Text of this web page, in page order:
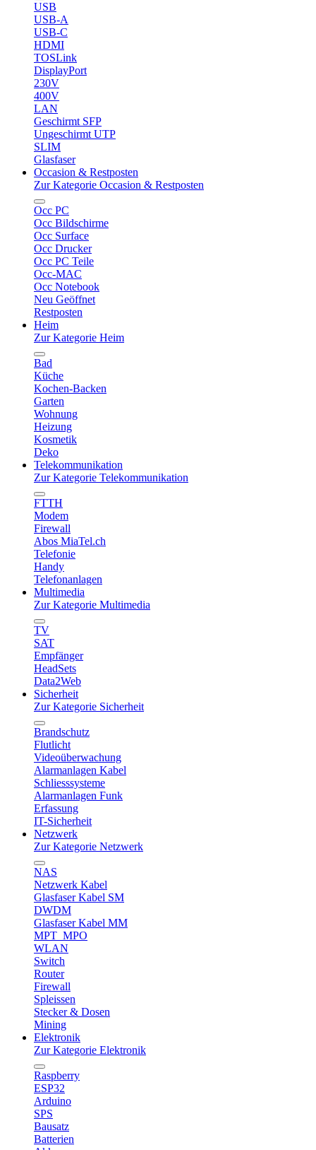
USB
USB-A
USB-C
HDMI
TOSLink
DisplayPort
230V
400V
LAN
Geschirmt SFP
Ungeschirmt UTP
SLIM
Glasfaser
Occasion & Restposten
Zur Kategorie Occasion & Restposten
Occ PC
Occ Bildschirme
Occ Surface
Occ Drucker
Occ PC Teile
Occ-MAC
Occ Notebook
Neu Geöffnet
Restposten
Heim
Zur Kategorie Heim
Bad
Küche
Kochen-Backen
Garten
Wohnung
Heizung
Kosmetik
Deko
Telekommunikation
Zur Kategorie Telekommunikation
FTTH
Modem
Firewall
Abos MiaTel.ch
Telefonie
Handy
Telefonanlagen
Multimedia
Zur Kategorie Multimedia
TV
SAT
Empfänger
HeadSets
Data2Web
Sicherheit
Zur Kategorie Sicherheit
Brandschutz
Flutlicht
Videoüberwachung
Alarmanlagen Kabel
Schliesssysteme
Alarmanlagen Funk
Erfassung
IT-Sicherheit
Netzwerk
Zur Kategorie Netzwerk
NAS
Netzwerk Kabel
Glasfaser Kabel SM
DWDM
Glasfaser Kabel MM
MPT_MPO
WLAN
Switch
Router
Firewall
Spleissen
Stecker & Dosen
Mining
Elektronik
Zur Kategorie Elektronik
Raspberry
ESP32
Arduino
SPS
Bausatz
Batterien